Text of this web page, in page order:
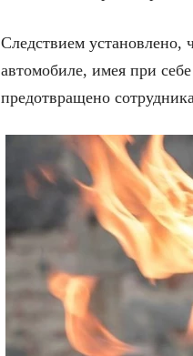
Следствием установлено,
автомобиле, имея при
предотвращено